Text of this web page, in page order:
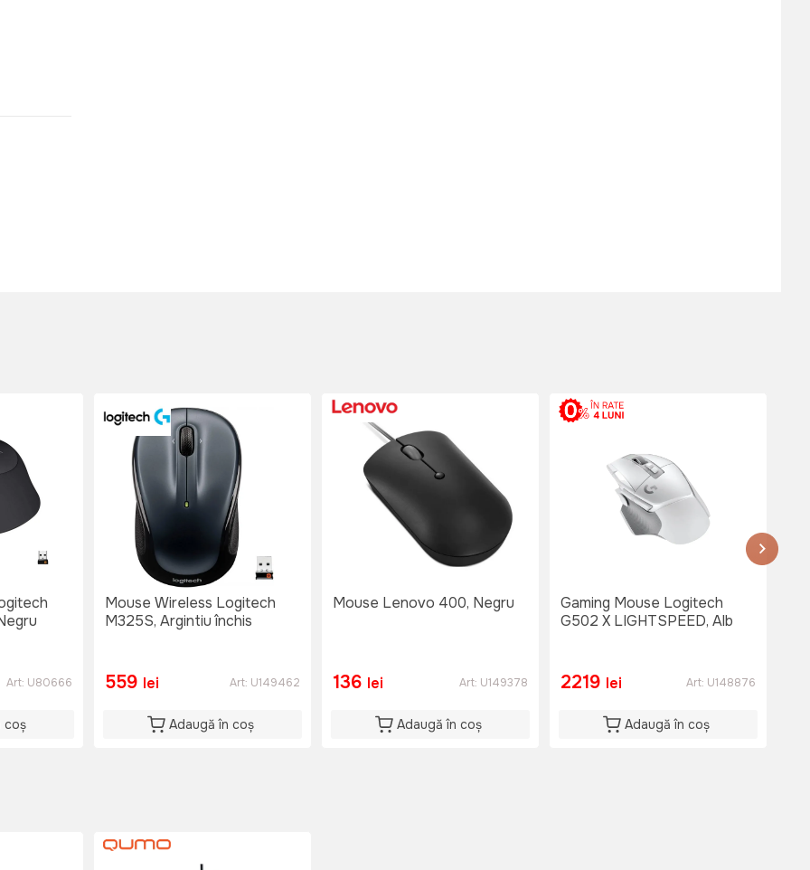
Art: U80666
coș
Mouse Wireless Logitech
M325S, Argintiu închis
559 lei Art: U149462
Adaugă în coș
Mouse Lenovo 400, Negru
136 lei Art: U149378
Adaugă în coș
Gaming Mouse Logitech
G502 X LIGHTSPEED, Alb
2219 lei Art: U148876
Adaugă în coș